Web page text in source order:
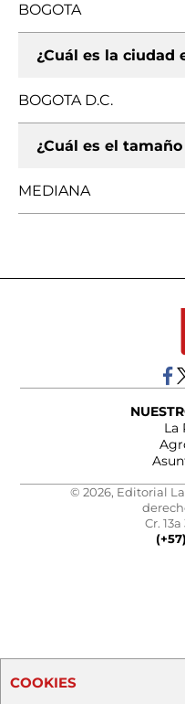
BOGOTA
¿Cuál es la ciudad
BOGOTA D.C.
¿Cuál es el
MEDIANA
La
© 2026, Editorial La
Cr.
COOKIES